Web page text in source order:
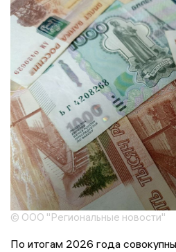
© ООО "Региональные новости"
По итогам 2026 года